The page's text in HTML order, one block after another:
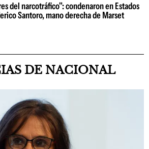
del narcotráfico": condenaron en Estados
Santoro, mano derecha de Marset
DE NACIONAL